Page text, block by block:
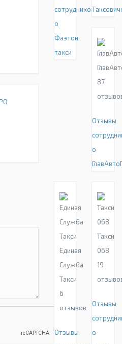
сотрудников
о
Фаэтон
такси
87
Отзывы
о
Единая
Служба
Такси
6
отзывов
Отзывы
Такси
068
19
Отзывы
о